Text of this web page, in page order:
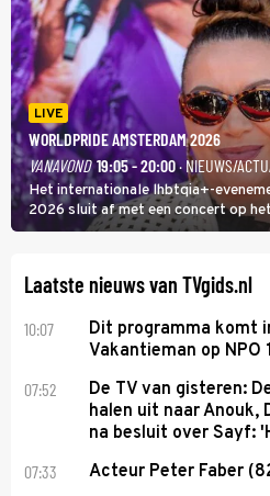
LIVE
WORLDPRIDE AMSTERDAM 2026
VANAVOND 19:05 - 20:00· NIEUWS/
Het internationale lhbtqia+-
2026 sluit af met een concert op
Anita Doth is een van de
Laatste nieuws van TVgids.nl
10:07
Dit programma komt
Vakantieman op NPO 1
07:52
De TV van gisteren:
halen uit naar Anouk,
na besluit over Sayf:
07:33 Acteur Peter Faber